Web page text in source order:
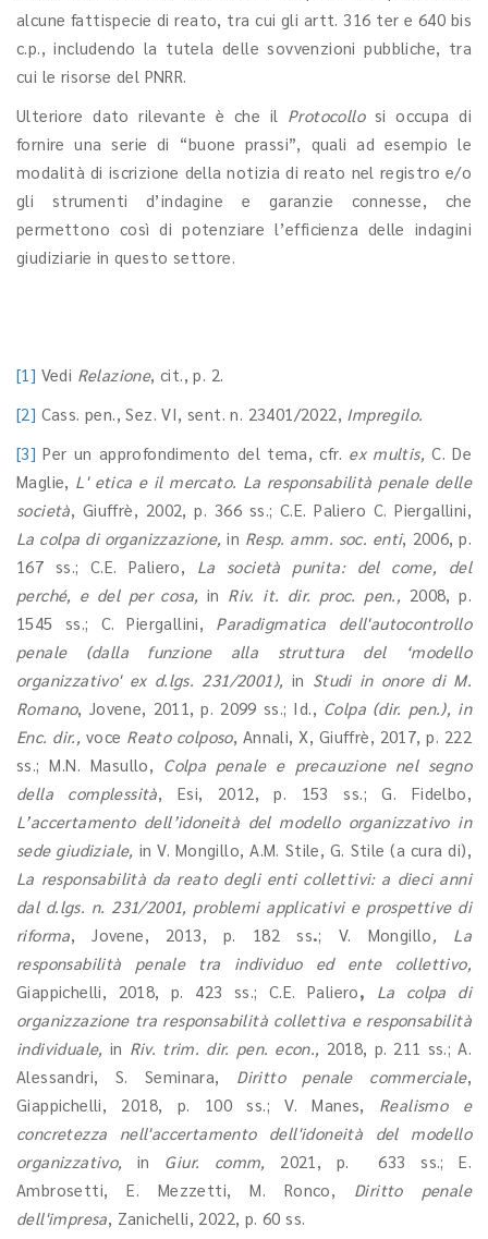
alcune fattispecie di reato, tra cui gli artt. 316 ter e 640 bis
c.p., includendo la tutela delle sovvenzioni pubbliche, tra
cui le risorse del PNRR.
Ulteriore dato rilevante è che il Protocollosi occupa di
fornire una serie di “buone prassi”, quali ad esempio le
modalità di iscrizione della notizia di reato nel registro e/o
gli strumenti d’indagine e garanzie connesse, che
permettono così di potenziare l’efficienza delle indagini
giudiziarie in questo settore.
[1] Vedi Relazione, cit., p. 2.
[2] Cass. pen., Sez. VI, sent. n. 23401/2022, Impregilo.
[3] Per un approfondimento del tema, cfr. ex multis, C. De
Maglie, L' etica e il mercato. La responsabilità penale delle
società, Giuffrè, 2002, p. 366 ss.; C.E. Paliero C. Piergallini,
La colpa di organizzazione,in Resp. amm. soc. enti, 2006, p.
167 ss.; C.E. Paliero,
La società punita: del come, del
perché, e del per cosa, in Riv. it. dir. proc. pen., 2008, p.
1545 ss.; C. Piergallini, Paradigmatica dell'autocontrollo
penale (dalla funzione alla struttura del ‘modello
organizzativo' ex d.lgs. 231/2001), in Studi in onore di M.
Romano, Jovene, 2011, p. 2099 ss.; Id., Colpa (dir. pen.), in
Enc. dir., voce Reato colposo, Annali, X, Giuffrè, 2017, p. 222
ss.; M.N. Masullo, Colpa penale e precauzione nel segno
della complessità, Esi, 2012, p. 153 ss.; G. Fidelbo,
L’accertamento dell’idoneità del modello organizzativo in
sede giudiziale, in V. Mongillo, A.M. Stile, G. Stile (a cura di),
La responsabilità da reato degli enti collettivi: a dieci anni
dal d.lgs. n. 231/2001, problemi applicativi e prospettive di
riforma, Jovene, 2013, p. 182 ss.; V. Mongillo, La
responsabilità penale tra individuo ed ente collettivo,
Giappichelli, 2018, p. 423 ss.; C.E. Paliero, La colpa di
organizzazione tra responsabilità collettiva e responsabilità
individuale, in Riv. trim. dir. pen. econ., 2018, p. 211 ss.; A.
Alessandri, S. Seminara, Diritto penale commerciale,
Giappichelli, 2018, p. 100 ss.; V. Manes,
Realismo e
concretezza nell'accertamento dell'idoneità del modello
organizzativo,in Giur. comm, 2021, p. 633
ss.; E.
Ambrosetti, E. Mezzetti, M. Ronco, Diritto penale
dell'impresa, Zanichelli, 2022, p. 60 ss.